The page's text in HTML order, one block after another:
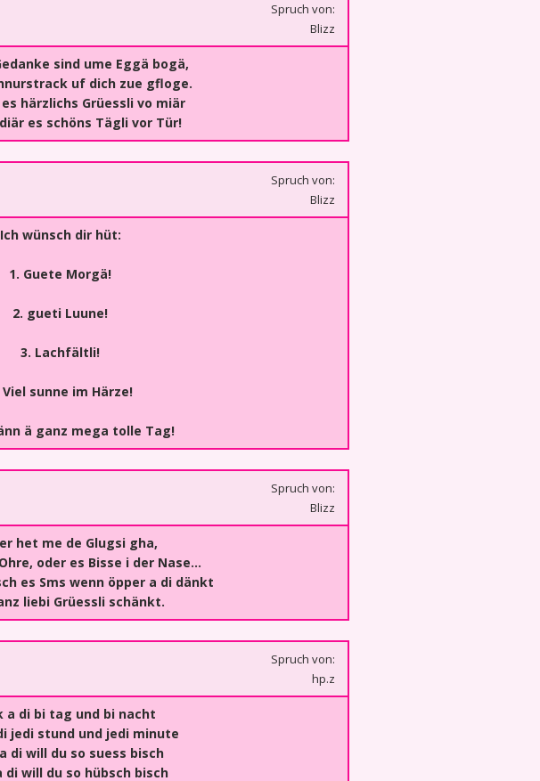
Spruch von:
Blizz
sind ume Eggä bogä,
uf dich zue gfloge.
härzlichs Grüessli vo miär
es schöns Tägli vor Tür!
Spruch von:
Blizz
Ich wünsch dir hüt:
1. Guete Morgä!
2. gueti Luune!
3. Lachfältli!
Viel sunne im Härze!
ä ganz mega tolle Tag!
Spruch von:
Blizz
het me de Glugsi gha,
oder es Bisse i der Nase…
es Sms wenn öpper a di dänkt
liebi Grüessli schänkt.
Spruch von:
hp.z
a di bi tag und bi nacht
jedi stund und jedi minute
di will du so suess bisch
di will du so hübsch bisch